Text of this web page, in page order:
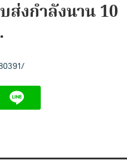
ส่งกำลังนาน 10